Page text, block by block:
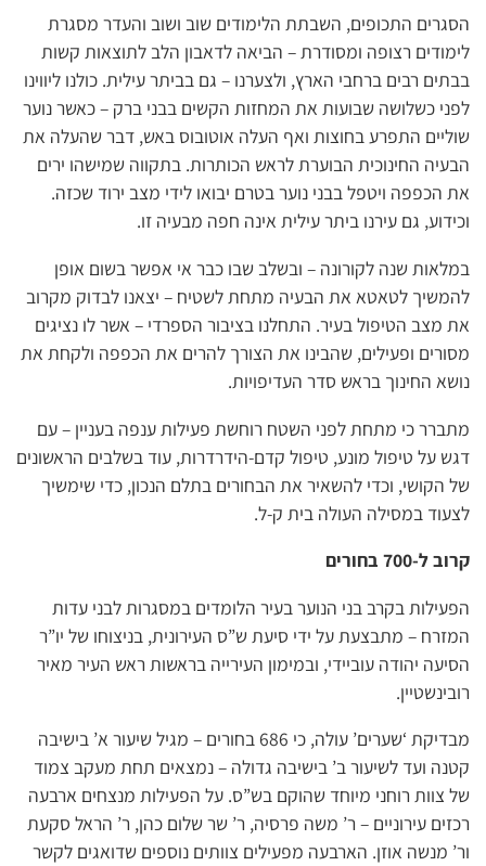
הסגרים התכופים, השבתת הלימודים שוב ושוב והעדר מסגרת
לימודים רצופה ומסודרת – הביאה לדאבון הלב לתוצאות קשות
בבתים רבים ברחבי הארץ, ולצערנו – גם בביתר עילית. כולנו ליווינו
לפני כשלושה שבועות את המחזות הקשים בבני ברק – כאשר נוער
שוליים התפרע בחוצות ואף העלה אוטובוס באש, דבר שהעלה את
הבעיה החינוכית הבוערת לראש הכותרות. בתקווה שמישהו ירים
את הכפפה ויטפל בבני נוער בטרם יבואו לידי מצב ירוד שכזה.
וכידוע, גם עירנו ביתר עילית אינה חפה מבעיה זו.
במלאות שנה לקורונה – ובשלב שבו כבר אי אפשר בשום אופן
להמשיך לטאטא את הבעיה מתחת לשטיח – יצאנו לבדוק מקרוב
את מצב הטיפול בעיר. התחלנו בציבור הספרדי – אשר לו נציגים
מסורים ופעילים, שהבינו את הצורך להרים את הכפפה ולקחת את
נושא החינוך בראש סדר העדיפויות.
מתברר כי מתחת לפני השטח רוחשת פעילות ענפה בעניין – עם
דגש על טיפול מונע, טיפול קדם-הידרדרות, עוד בשלבים הראשונים
של הקושי, וכדי להשאיר את הבחורים בתלם הנכון, כדי שימשיך
לצעוד במסילה העולה בית ק-ל.
קרוב ל-700 בחורים
הפעילות בקרב בני הנוער בעיר הלומדים במסגרות לבני עדות
המזרח – מתבצעת על ידי סיעת ש”ס העירונית, בניצוחו של יו”ר
הסיעה יהודה עוביידי, ובמימון העירייה בראשות ראש העיר מאיר
רובינשטיין.
מבדיקת ‘שערים’ עולה, כי 686 בחורים – מגיל שיעור א’ בישיבה
קטנה ועד לשיעור ב’ בישיבה גדולה – נמצאים תחת מעקב צמוד
של צוות רוחני מיוחד שהוקם בש”ס. על הפעילות מנצחים ארבעה
רכזים עירוניים – ר’ משה פרסיה, ר’ שר שלום כהן, ר’ הראל סקעת
ור’ מנשה אוזן. הארבעה מפעילים צוותים נוספים שדואגים לקשר